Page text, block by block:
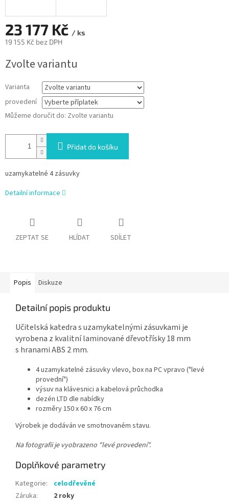
23 177 Kč / ks
19 155 Kč bez DPH
cena:
Zvolte variantu
Varianta
provedení
Můžeme doručit do: Zvolte variantu
Přidat do košíku
uzamykatelné 4 zásuvky
Detailní informace
ZEPTAT SE HLÍDAT SDÍLET
Popis Diskuze
Detailní popis produktu
Učitelská katedra s uzamykatelnými zásuvkami je
vyrobena z kvalitní laminované dřevotřísky 18 mm
s hranami ABS 2 mm.
4 uzamykatelné zásuvky vlevo, box na PC vpravo ("levé
provední")
výsuv na klávesnici a kabelová průchodka
dezén LTD dle nabídky
rozměry 150 x 60 x 76 cm
Výrobek je dodáván ve smotnovaném stavu.
Na fotografii je vyobrazeno "levé provedení".
Doplňkové parametry
Kategorie:
celodřevěné
Záruka:
2 roky